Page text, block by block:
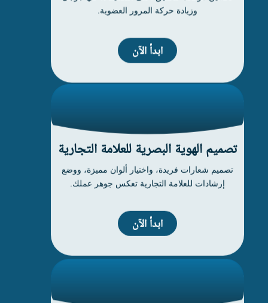
وزيادة حركة المرور العضوية.
ابدأ الآن
تصميم الهوية البصرية للعلامة التجارية
تصميم شعارات فريدة، واختيار ألوان مميزة، ووضع
إرشادات للعلامة التجارية تعكس جوهر عملك.
ابدأ الآن